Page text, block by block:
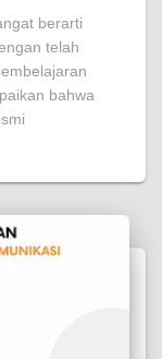
berarti
telah
bahwa